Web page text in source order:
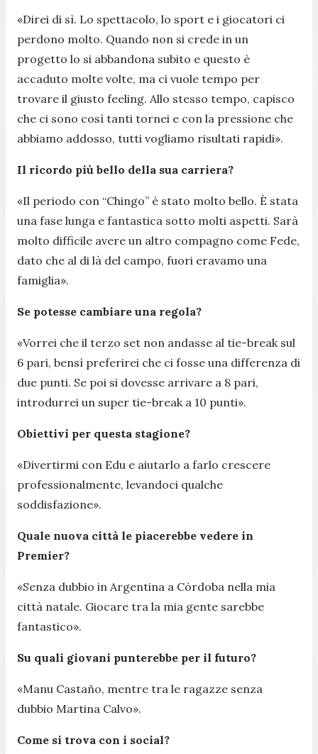
«Direi di sì. Lo spettacolo, lo sport e i giocatori ci
perdono molto. Quando non si crede in un
progetto lo si abbandona subito e questo è
accaduto molte volte, ma ci vuole tempo per
trovare il giusto feeling. Allo stesso tempo, capisco
che ci sono così tanti tornei e con la pressione che
abbiamo addosso, tutti vogliamo risultati rapidi».
Il ricordo più bello della sua carriera?
«Il periodo con “Chingo” è stato molto bello. È stata
una fase lunga e fantastica sotto molti aspetti. Sarà
molto difficile avere un altro compagno come Fede,
dato che al di là del campo, fuori eravamo una
famiglia».
Se potesse cambiare una regola?
«Vorrei che il terzo set non andasse al tie-break sul
6 pari, bensì preferirei che ci fosse una differenza di
due punti. Se poi si dovesse arrivare a 8 pari,
introdurrei un super tie-break a 10 punti».
Obiettivi per questa stagione?
«Divertirmi con Edu e aiutarlo a farlo crescere
professionalmente, levandoci qualche
soddisfazione».
Quale nuova città le piacerebbe vedere in
Premier?
«Senza dubbio in Argentina a Córdoba nella mia
città natale. Giocare tra la mia gente sarebbe
fantastico».
Su quali giovani punterebbe per il futuro?
«Manu Castaño, mentre tra le ragazze senza
dubbio Martina Calvo».
Come si trova con i social?